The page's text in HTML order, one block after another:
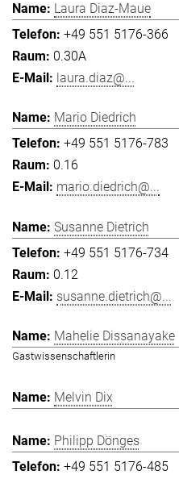
Laura Diaz-Maue
+49 551 5176-366
0.30A
laura.diaz@...
Mario Diedrich
+49 551 5176-783
0.16
mario.diedrich@...
Susanne Dietrich
+49 551 5176-734
0.12
susanne.dietrich@...
Mahelie Dissanayake
Gastwissenschaftlerin
Melvin Dix
Philipp Dönges
+49 551 5176-485